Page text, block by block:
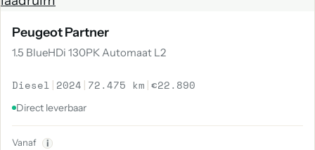
Peugeot Partner
1.5 BlueHDi 130PK Automaat L2
Diesel | 2024 | 72.475 km |€22.890
Direct leverbaar
Vanaf i